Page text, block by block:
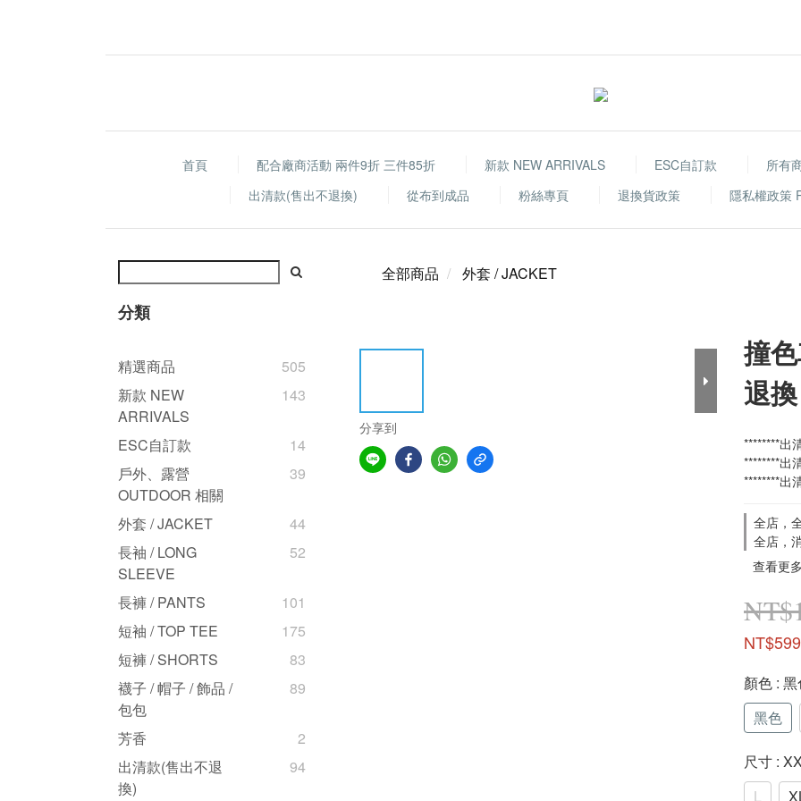
首頁 配合廠商活動 兩件9折 三件85折 新款 NEW ARRIVALS ESC自訂款
所有
出清款(售出不退換)
從布到成品 粉絲專頁 退換貨政策 隱私權政策
分類
精選商品
505
新款 NEW
ARRIVALS
143
ESC自訂款
14
戶外、露營
OUTDOOR 相關
39
外套 / JACKET
44
長袖 / LONG
SLEEVE
52
長褲 / PANTS
101
短袖 / TOP TEE
175
短褲 / SHORTS
83
襪子 / 帽子 / 飾品 /
包包
89
芳香
2
出清款(售出不退
換)
94
全部商品 外套 / JACKET
分享到
撞
退
********出
********出
********出
全店，
全店，
查看更
NT$599
顏色 :
黑色
尺寸 :
L